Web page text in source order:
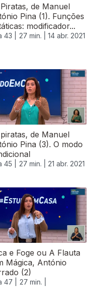
de Manuel
Pina (1). Funções
modificador...
43 | 27 min. | 14 abr. 2021
de Manuel
Pina (3). O modo
45 | 27 min. | 21 abr. 2021
e Foge ou A Flauta
Mágica, António
(2)
47 |
27 min. |